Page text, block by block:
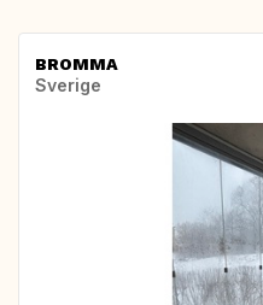
BROMMA
Sverige